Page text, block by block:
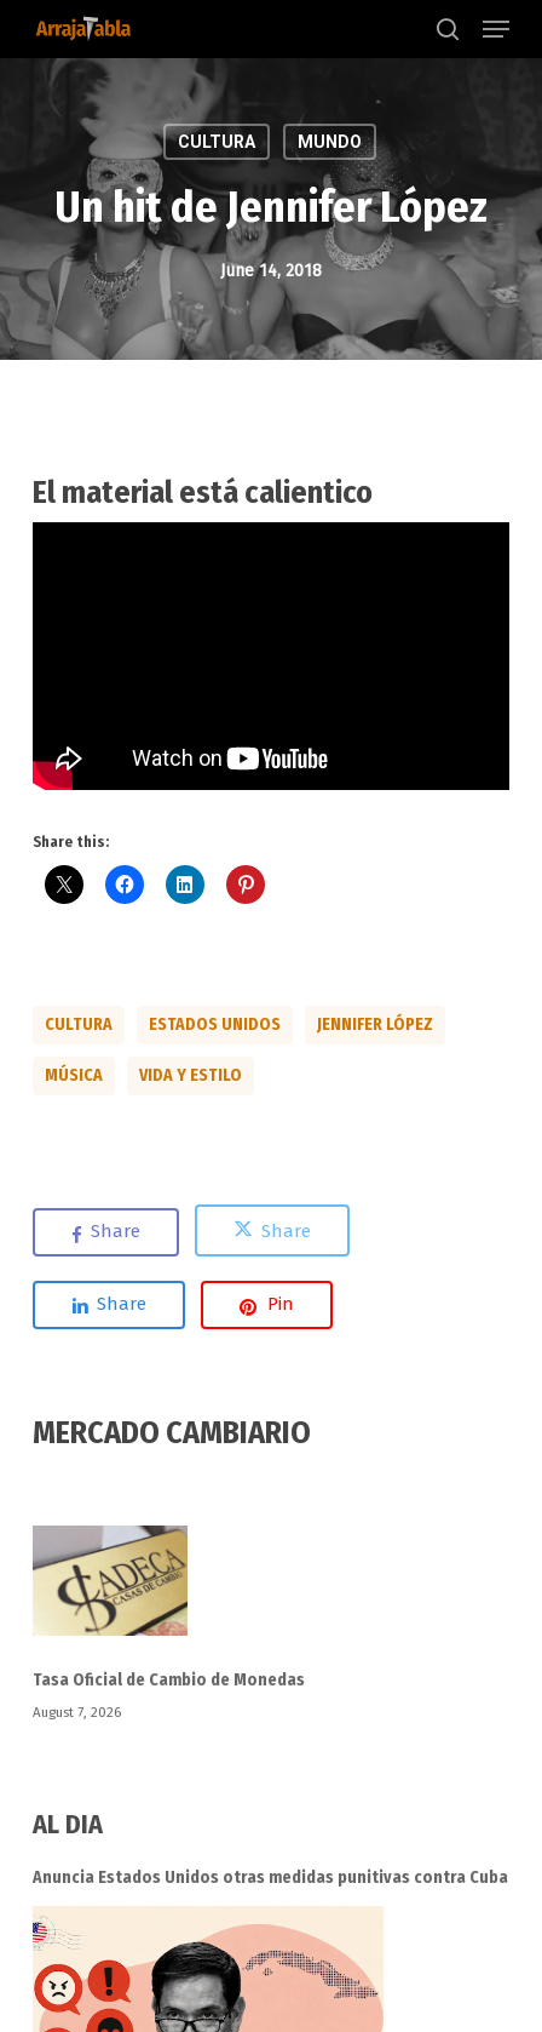
content
search
Menu
CULTURA MUNDO
Un hit de Jennifer López
June 14, 2018
El material está calientico
Share this:
CULTURA ESTADOS UNIDOS JENNIFER LÓPEZ
MÚSICA VIDA Y ESTILO
Share Share
Share Pin
MERCADO CAMBIARIO
Tasa Oficial de Cambio de Monedas
August 7, 2026
AL DIA
Anuncia Estados Unidos otras medidas punitivas contra Cuba